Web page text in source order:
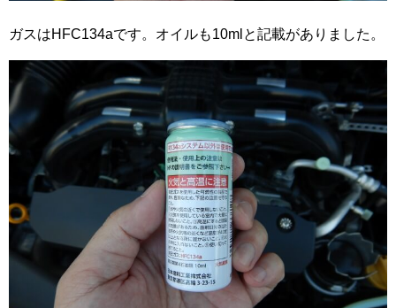
ガスはHFC134aです。オイルも10mlと記載がありました。